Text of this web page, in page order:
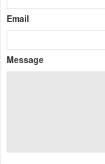
Email
Message